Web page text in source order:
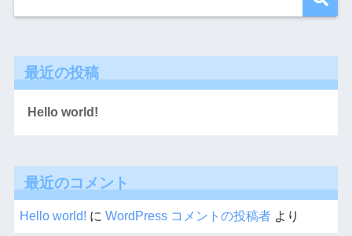
最近の投稿
Hello world!
最近のコメント
Hello world! に WordPress コメントの投稿者より